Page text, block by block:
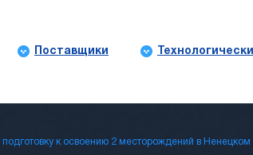
Поставщики
к освоению 2 месторождений в Ненецком